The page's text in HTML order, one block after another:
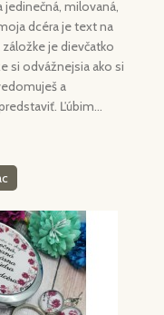
jedinečná, milovaná,
dcéra je text na
záložke je dievčatko
si odvážnejsia ako si
a
Ľúbim...